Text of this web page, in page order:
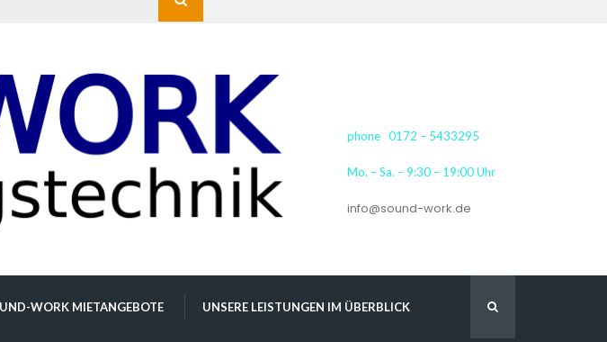
phone 0172 – 5433295
Mo. – Sa. – 9:30 – 19:00 Uhr
info@sound-work.de
WORK MIETANGEBOTE UNSERE LEISTUNGEN IM ÜBERBLICK